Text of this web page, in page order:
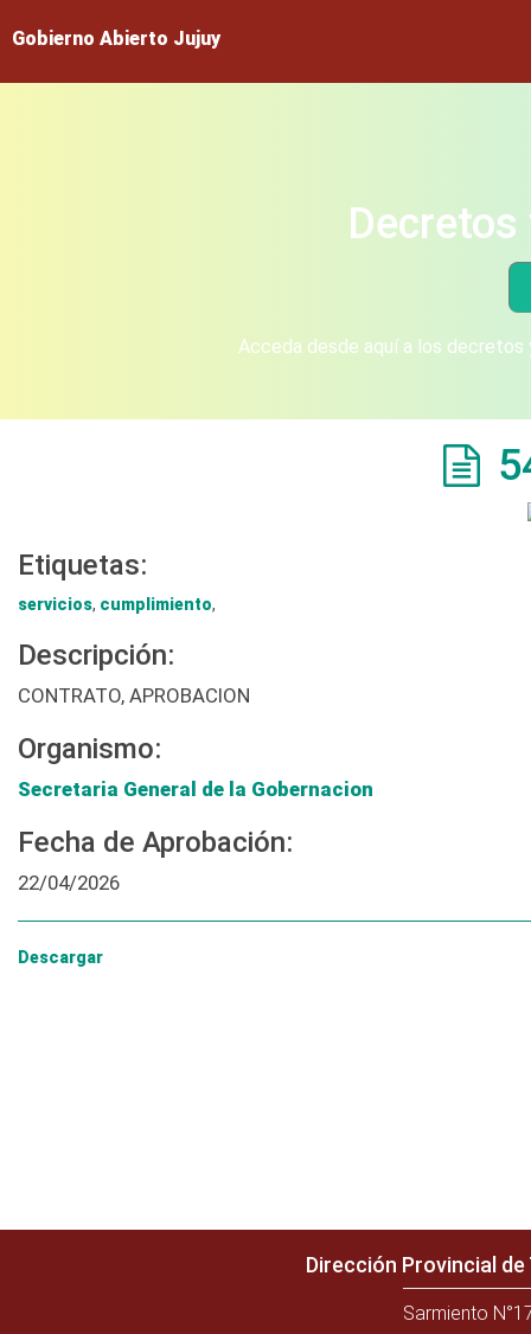
Gobierno Abierto Jujuy
Acceda desde aquí a los
Etiquetas:
servicios, cumplimiento,
Descripción:
CONTRATO, APROBACION
Organismo:
Secretaria General de la Gobernacion
Fecha de Aprobación:
22/04/2026
Descargar
Dirección Provincial
Sarmiento